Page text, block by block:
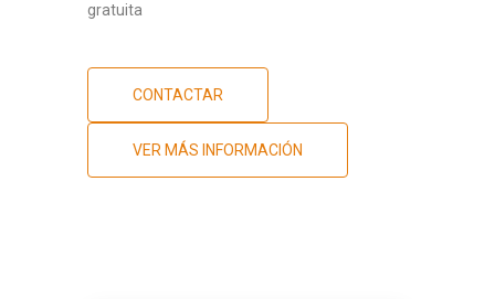
gratuita
CONTACTAR
VER MÁS INFORMACIÓN